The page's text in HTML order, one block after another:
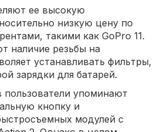
ее высокую
низкую цену по
такими как GoPro 11.
наличие резьбы на
устанавливать фильтры,
зарядки для батарей.
пользователи упоминают
кнопку и
модулей с